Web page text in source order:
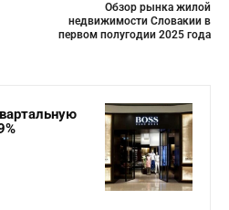
Обзор рынка жилой
недвижимости Словакии в
первом полугодии 2025 года